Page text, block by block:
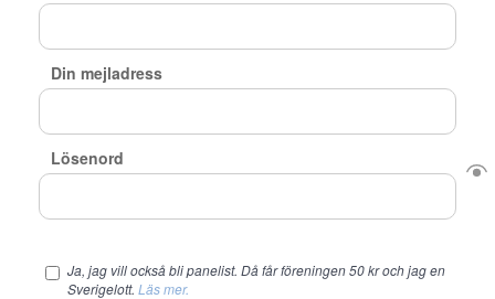
Din mejladress
Lösenord
Ja, jag vill också bli panelist. Då får föreningen 50 kr och jag en
Sverigelott. Läs mer.